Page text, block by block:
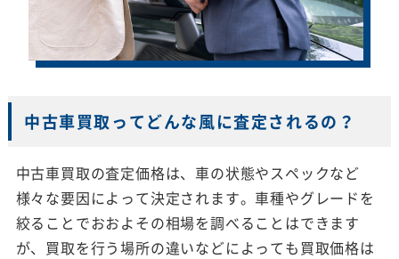
中古車買取ってどんな風に査定されるの？
中古車買取の査定価格は、車の状態やスペックなど
様々な要因によって決定されます。車種やグレードを
絞ることでおおよその相場を調べることはできます
が、買取を行う場所の違いなどによっても買取価格は